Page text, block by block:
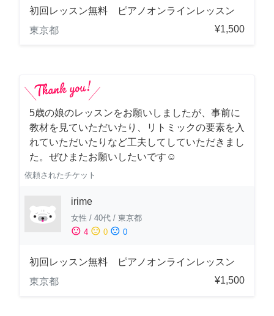
初回レッスン無料 ピアノオンラインレッスン
東京都
¥1,500
5歳の娘のレッスンをお願いしましたが、事前に
教材を見ていただいたり、リトミックの要素を入
れていただいたりなど工夫してしていただきまし
た。ぜひまたお願いしたいです☺️
依頼されたチケット
irime
女性 / 40代 / 東京都
sentiment_satisfied 4 sentiment_neutral 0 sentiment_dissatisfied 0
初回レッスン無料 ピアノオンラインレッスン
東京都
¥1,500